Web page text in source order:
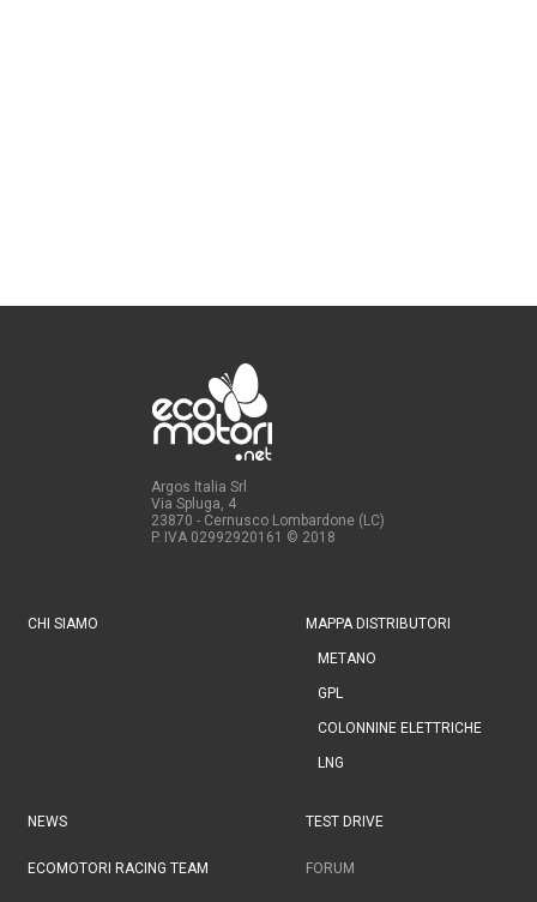
Argos Italia Srl
Via Spluga, 4
23870 - Cernusco Lombardone (LC)
P. IVA 02992920161 © 2018
CHI SIAMO MAPPA DISTRIBUTORI
METANO
GPL
COLONNINE ELETTRICHE
LNG
NEWS TEST DRIVE
ECOMOTORI RACING TEAM FORUM